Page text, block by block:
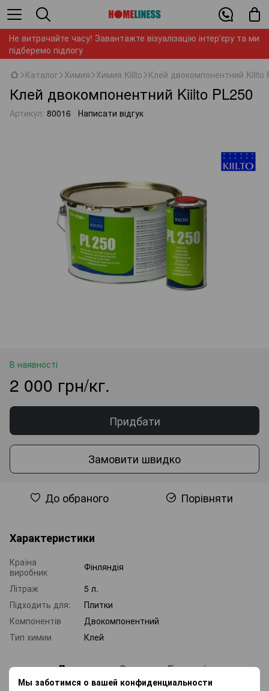
Мы заботимся о вашей конфиденциальности
Не витрачайте часу! Завантажте візуалізацію інтер'єру та ми
підберемо підлогу
Каталог Химия Химия Kiilto Клей двокомпонентний Kiilto
Клей двокомпонентний Kiilto PL250
Артикул: 80016 Написати відгук
В наявності
2 000 грн/кг.
Придбати
Замовити швидко
До обраного Порівняти
Характеристики
Країна
виробник
Фінляндія
Літраж
5 л.
Підходить для:
Плитки
Компонентів
Двокомпонентний
Тип химии
Клей
Доставка Оплата Гарантія